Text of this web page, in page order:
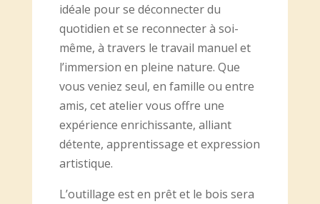
idéale pour se déconnecter du
quotidien et se reconnecter à soi-
même, à travers le travail manuel et
l’immersion en pleine nature. Que
vous veniez seul, en famille ou entre
amis, cet atelier vous offre une
expérience enrichissante, alliant
détente, apprentissage et expression
artistique.
L’outillage est en prêt et le bois sera